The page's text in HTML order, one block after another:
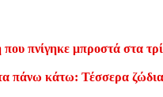
πνίγηκε μπροστά στα
πάνω κάτω: Τέσσερα ζώδια